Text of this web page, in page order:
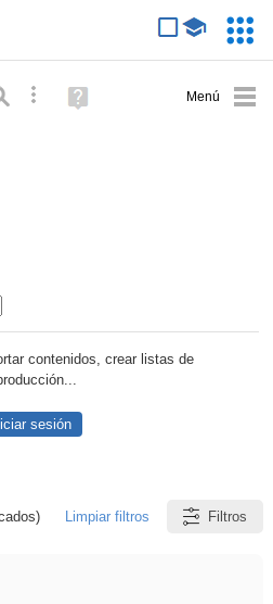
Búsqueda avanzada
Ayuda
(en
contenidos, crear listas de
sesión
Limpiar filtros Filtros